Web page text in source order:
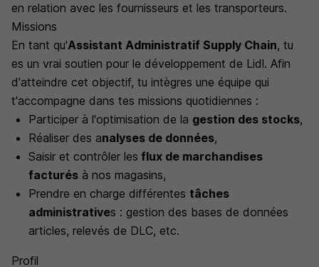
en relation avec les fournisseurs et les transporteurs.
Missions
En tant qu'Assistant Administratif Supply Chain, tu
es un vrai soutien pour le développement de Lidl. Afin
d'atteindre cet objectif, tu intègres une équipe qui
t'accompagne dans tes missions quotidiennes :
Participer à l'optimisation de la gestion des stocks,
Réaliser des analyses de données,
Saisir et contrôler les flux de marchandises
facturés à nos magasins,
Prendre en charge différentes tâches
administratives : gestion des bases de données
articles, relevés de DLC, etc.
Profil